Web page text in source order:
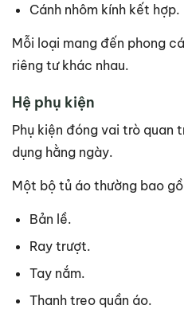
Cánh nhôm kính kết hợp.
Mỗi loại mang đến phong
riêng tư khác nhau.
Hệ phụ kiện
Phụ kiện đóng vai trò quan
dụng hằng ngày.
Một bộ tủ áo thường bao
Bản lề.
Ray trượt.
Tay nắm.
Thanh treo quần áo.